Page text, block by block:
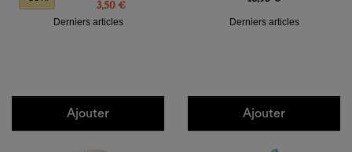
3,50 €
Derniers articles
Ajouter
Derniers articles
Ajouter